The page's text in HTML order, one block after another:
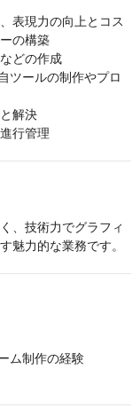
表現力の向上とコス
の構築
どの作成
ツールの制作やプロ
解決
行管理
、技術力でグラフィ
魅力的な業務です。
ム制作の経験